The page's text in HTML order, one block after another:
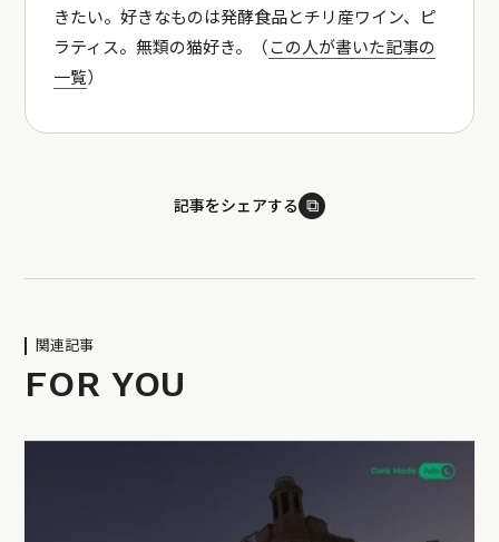
きたい。好きなものは発酵食品とチリ産ワイン、ピ
ラティス。無類の猫好き。（この人が書いた記事の
一覧）
記事をシェアする ⧉
関連記事
FOR YOU